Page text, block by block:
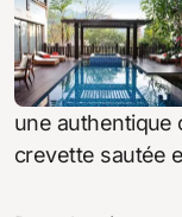
une authentique
crevette sautée